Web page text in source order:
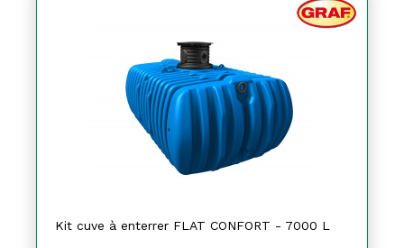
Kit cuve à enterrer FLAT CONFORT - 7000 L